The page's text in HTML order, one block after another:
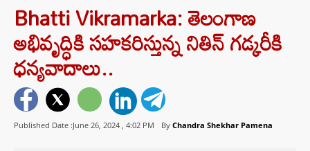
Bhatti Vikramarka: తెలంగాణ
అభివృద్ధికి సహకరిస్తున్న నితిన్ గడ్కరీకి
ధన్యవాదాలు..
Published Date :June 26, 2024 , 4:02 PM By Chandra Shekhar Pamena